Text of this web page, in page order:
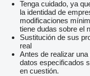
Tenga cuidado, ya
la identidad de
modificaciones
tiene dudas sobre el
Sustitución de sus
real
Antes de realizar
datos especificados
en cuestión.